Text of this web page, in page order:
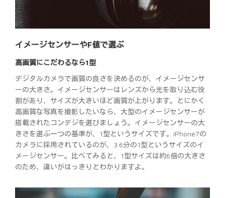
イメージセンサーやF値で選ぶ
高画質にこだわるなら1型
デジタルカメラで画質の良さを決めるのが、イメージセンサ
ーの大きさ。イメージセンサーはレンズから光を取り込む役
割があり、サイズが大きいほど画質が上がります。とにかく
高画質な写真を撮影したいなら、大型のイメージセンサーが
搭載されたコンデジを選びましょう。イメージセンサーの大
きさを選ぶ一つの基準が、1型というサイズです。iPhone7の
カメラに採用されているのが、3.6分の1型というサイズのイ
メージセンサー。比べてみると、1型サイズは約6倍の大きさ
のため、違いがはっきりとわかりますよ。